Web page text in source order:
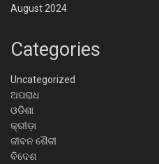
August 2024
Categories
Uncategorized
ଅପରାଧ
ଓଡିଶା
କ୍ରୀଡ଼ା
ଜୀବନ ଶୈଳୀ
ବିଦେଶ